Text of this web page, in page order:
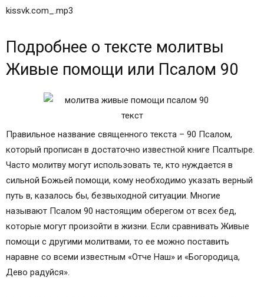
kissvk.com_.mp3
Подробнее о тексте молитвы
Живые помощи или Псалом 90
Правильное название священного текста – 90 Псалом,
который прописан в достаточно известной книге Псалтыре.
Часто молитву могут использовать те, кто нуждается в
сильной Божьей помощи, кому необходимо указать верный
путь в, казалось бы, безвыходной ситуации. Многие
называют Псалом 90 настоящим оберегом от всех бед,
которые могут произойти в жизни. Если сравнивать Живые
помощи с другими молитвами, то ее можно поставить
наравне со всеми известным «Отче Наш» и «Богородица,
Дево радуйся».